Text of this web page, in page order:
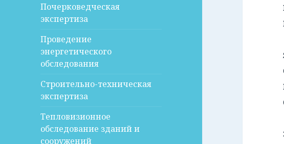
Почерковедческая
экспертиза
Проведение
энергетического
обследования
Строительно-техническая
экспертиза
Тепловизионное
обследование зданий и
сооружений